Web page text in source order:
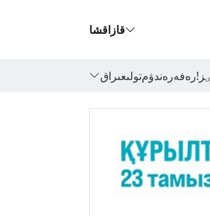
قازاقشا
رەفەرەندۋمتولىعىراق